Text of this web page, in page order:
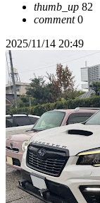
thumb_up 82
comment0
2025/11/14 20:49